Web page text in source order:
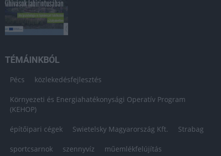
TÉMÁINKBÓL
Pécs közlekedésfejlesztés
Környezeti és Energiahatékonysági Operatív Program
(KEHOP)
építőipari cégek Swietelsky Magyarország Kft. Strabag
sportcsarnok szennyvíz műemlékfelújítás